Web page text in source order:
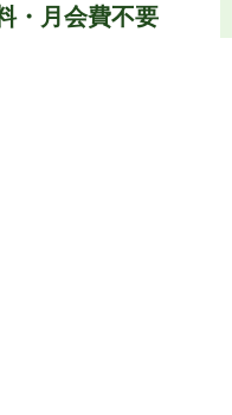
・月会費不要